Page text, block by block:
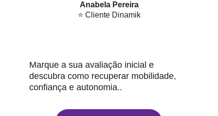
Anabela Pereira
⭐ Cliente Dinamik
Marque a sua avaliação inicial e
descubra como recuperar mobilidade,
confiança e autonomia..